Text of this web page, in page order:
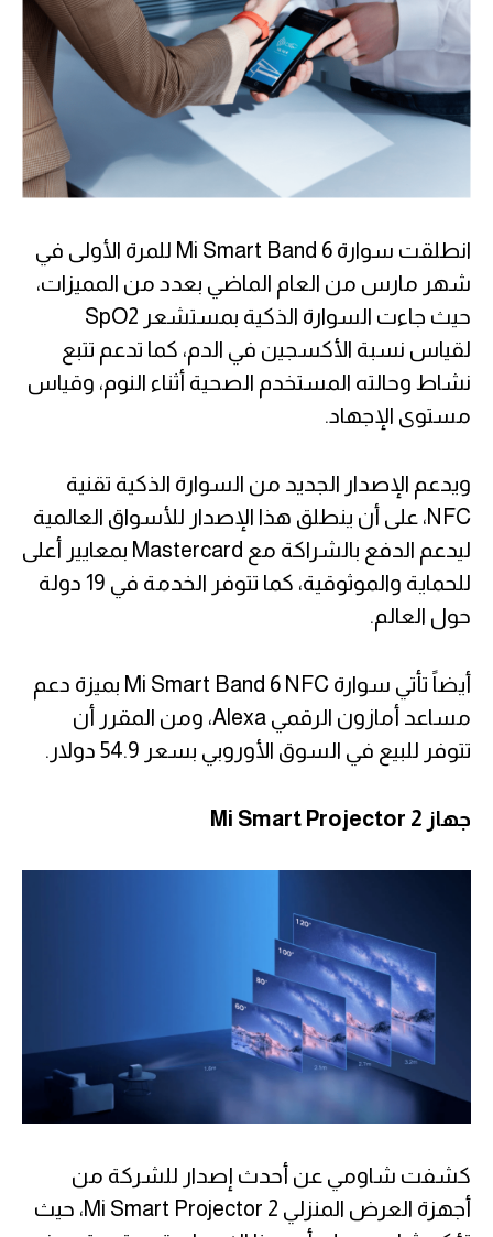
انطلقت سوارة Mi Smart Band 6 للمرة الأولى في
شهر مارس من العام الماضي بعدد من المميزات،
حيث جاءت السوارة الذكية بمستشعر SpO2
لقياس نسبة الأكسجين في الدم، كما تدعم تتبع
نشاط وحالته المستخدم الصحية أثناء النوم، وقياس
مستوى الإجهاد.
ويدعم الإصدار الجديد من السوارة الذكية تقنية
NFC، على أن ينطلق هذا الإصدار للأسواق العالمية
ليدعم الدفع بالشراكة مع Mastercard بمعايير أعلى
للحماية والموثوقية، كما تتوفر الخدمة في 19 دولة
حول العالم.
أيضاً تأتي سوارة Mi Smart Band 6 NFC بميزة دعم
مساعد أمازون الرقمي Alexa، ومن المقرر أن
تتوفر للبيع في السوق الأوروبي بسعر 54.9 دولار.
جهاز Mi Smart Projector 2
كشفت شاومي عن أحدث إصدار للشركة من
أجهزة العرض المنزلي Mi Smart Projector 2، حيث